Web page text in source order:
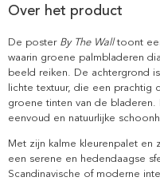
Over het product
De poster By The Walltoont
waarin groene palmbladeren
beeld reiken. De achtergrond
lichte textuur, die een prachtig
groene tinten van de
eenvoud en natuurlijke
Met zijn kalme kleurenpalet
een serene en hedendaagse
Scandinavische of moderne